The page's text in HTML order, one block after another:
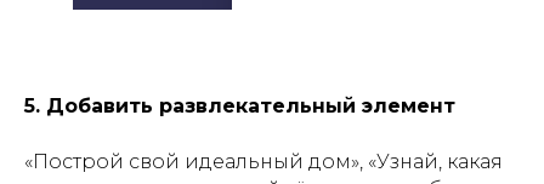
5. Добавить развлекательный элемент
«Построй свой идеальный дом», «Узнай, какая